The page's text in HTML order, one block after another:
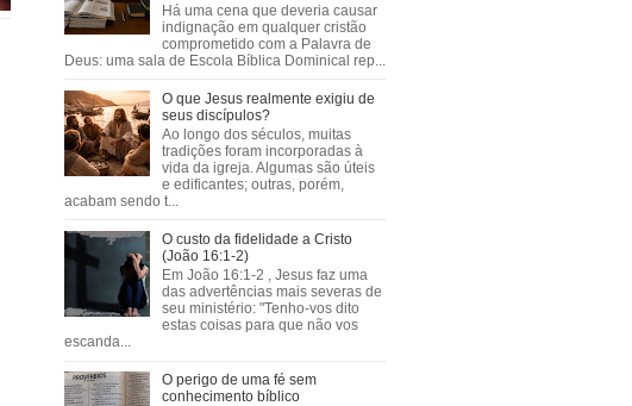
Há uma cena que deveria causar
indignação em qualquer cristão
comprometido com a Palavra de
Deus: uma sala de Escola Bíblica Dominical rep...
O que Jesus realmente exigiu de
seus discípulos?
Ao longo dos séculos, muitas
tradições foram incorporadas à
vida da igreja. Algumas são úteis
e edificantes; outras, porém,
acabam sendo t...
O custo da fidelidade a Cristo
(João 16:1-2)
Em João 16:1-2 , Jesus faz uma
das advertências mais severas de
seu ministério: "Tenho-vos dito
estas coisas para que não vos
escanda...
O perigo de uma fé sem
conhecimento bíblico